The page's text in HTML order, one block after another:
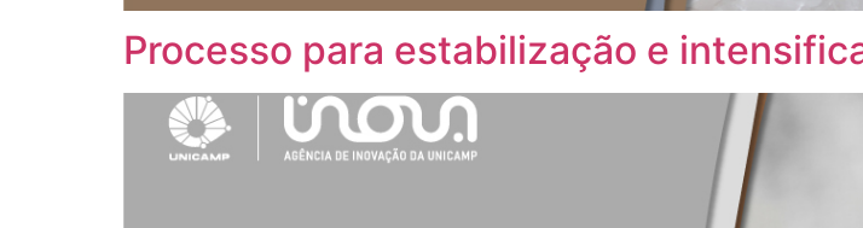
Processo para estabilização e